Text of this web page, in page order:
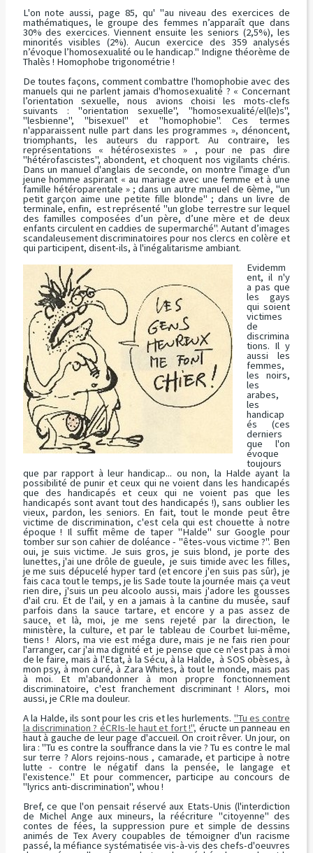
L'on note aussi, page 85, qu'"au niveau des exercices de
mathématiques, le groupe des femmes n’apparaît que dans
30% des exercices. Viennent ensuite les seniors (2,5%), les
minorités visibles (2%). Aucun exercice des 359 analysés
n’évoque l’homosexualité ou le handicap." Indigne théorème de
Thalès ! Homophobe trigonométrie !
De toutes façons, comment combattre l'homophobie avec des
manuels qui ne parlent jamais d'homosexualité ? « Concernant
l’orientation sexuelle, nous avions choisi les mots-clefs
suivants : "orientation sexuelle", "homosexualité/el(le)s",
"lesbienne", "bisexuel" et "homophobie". Ces termes
n'apparaissent nulle part dans les programmes », dénoncent,
triomphants, les auteurs du rapport. Au contraire, les
représentations « hétérosexistes » , pour ne pas dire
"hétérofascistes", abondent, et choquent nos vigilants chéris.
Dans un manuel d'anglais de seconde, on montre l'image d'un
jeune homme aspirant «au mariage avec une femme et à une
famille hétéroparentale » ; dans un autre manuel de 6ème, "un
petit garçon aime une petite fille blonde" ; dans un livre de
terminale, enfin, est représenté "un globe terrestre sur lequel
des familles composées d’un père, d’une mère et de deux
enfants circulent en caddies de supermarché". Autant d’images
scandaleusement discriminatoires pour nos clercs en colère et
qui participent, disent-ils, à l'inégalitarisme ambiant.
Evidemm
ent, il n'y
a pas que
les gays
qui soient
victimes
de
discrimina
tions. Il y
aussi les
femmes,
les noirs,
les
arabes,
les
handicap
és (ces
derniers
que l'on
évoque
toujours
que par rapport à leur handicap... ou non, la Halde ayant la
possibilité de punir et ceux qui ne voient dans les handicapés
que des handicapés et ceux qui ne voient pas que les
handicapés sont avant tout des handicapés !), sans oublier les
vieux, pardon, les seniors. En fait, tout le monde peut être
victime de discrimination, c'est cela qui est chouette à notre
époque ! Il suffit même de taper "Halde" sur Google pour
tomber sur son cahier de doléance - "êtes-vous victime ?". Ben
oui, je suis victime. Je suis gros, je suis blond, je porte des
lunettes, j'ai une drôle de gueule, je suis timide avec les filles,
je me suis dépucelé hyper tard (et encore j'en suis pas sûr), je
fais caca tout le temps, je lis Sade toute la journée mais ça veut
rien dire, j'suis un peu alcoolo aussi, mais j'adore les gousses
d'ail cru. Et de l'ail, y en a jamais à la cantine du musée, sauf
parfois dans la sauce tartare, et encore y a pas assez de
sauce, et là, moi, je me sens rejeté par la direction, le
ministère, la culture, et par le tableau de Courbet lui-même,
tiens ! Alors, ma vie est méga dure, mais je ne fais rien pour
l'arranger, car j'ai ma dignité et je pense que ce n'est pas à moi
de le faire, mais à l'Etat, à la Sécu, à la Halde, à SOS obèses, à
mon psy, à mon curé, à Zara Whites, à tout le monde, mais pas
à moi. Et m'abandonner à mon propre fonctionnement
discriminatoire, c'est franchement discriminant ! Alors, moi
aussi, je CRIe ma douleur.
A la Halde, ils sont pour les cris et les hurlements. "Tu es contre
la discrimination ? éCRIs-le haut et fort !", éructe un panneau en
haut à gauche de leur page d'accueil. On croit rêver. Un jour, on
lira : "Tu es contre la souffrance dans la vie ? Tu es contre le mal
sur terre ? Alors rejoins-nous , camarade, et participe à notre
lutte - contre le négatif dans la pensée, le langage et
l'existence." Et pour commencer, participe au concours de
"lyrics anti-discrimination", whou !
Bref, ce que l'on pensait réservé aux Etats-Unis (l'interdiction
de Michel Ange aux mineurs, la réécriture "citoyenne" des
contes de fées, la suppression pure et simple de dessins
animés de Tex Avery coupables de témoigner d'un racisme
passé, la méfiance systématisée vis-à-vis des chefs-d'oeuvres